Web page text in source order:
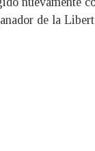
de la